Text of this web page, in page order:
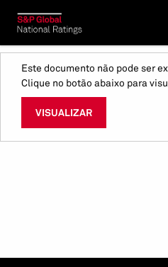
Este documento não pode ser
Clique no botão abaixo para
VISUALIZAR